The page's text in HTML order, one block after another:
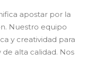
apostar por la
Nuestro equipo
y creatividad para
alta calidad. Nos